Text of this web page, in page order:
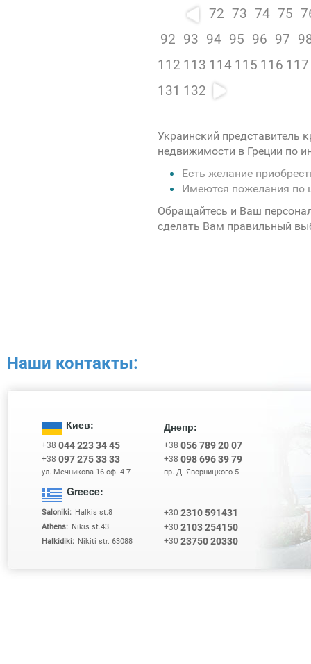
72 73 74 75
92 93 94 95 96 97
112 113 114 115 116 117
131 132
Украинский представитель
недвижимости в Греции по
Есть желание
Имеются пожелания по
Обращайтесь и Ваш
сделать Вам правильный
Наши контакты:
Киев: Днепр:
+38 044 223 34 45 +38 056 789 20 07
+38 097 275 33 33 +38 098 696 39 79
ул. Мечникова 16 оф. 4-7 пр. Д. Яворницкого 5
Greece:
Saloniki: Halkis st.8 +30 2310 591431
Athens: Nikis st.43 +30 2103 254150
Halkidiki: Nikiti str. 63088 +30 23750 20330